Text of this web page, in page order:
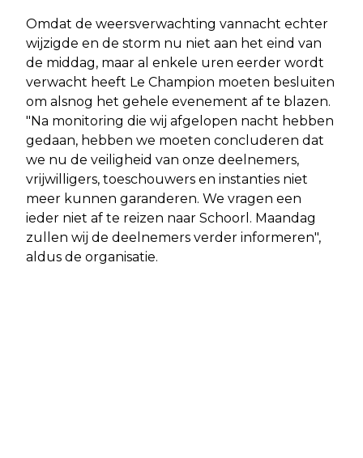
Omdat de weersverwachting vannacht echter
wijzigde en de storm nu niet aan het eind van
de middag, maar al enkele uren eerder wordt
verwacht heeft Le Champion moeten besluiten
om alsnog het gehele evenement af te blazen.
"Na monitoring die wij afgelopen nacht hebben
gedaan, hebben we moeten concluderen dat
we nu de veiligheid van onze deelnemers,
vrijwilligers, toeschouwers en instanties niet
meer kunnen garanderen. We vragen een
ieder niet af te reizen naar Schoorl. Maandag
zullen wij de deelnemers verder informeren",
aldus de organisatie.